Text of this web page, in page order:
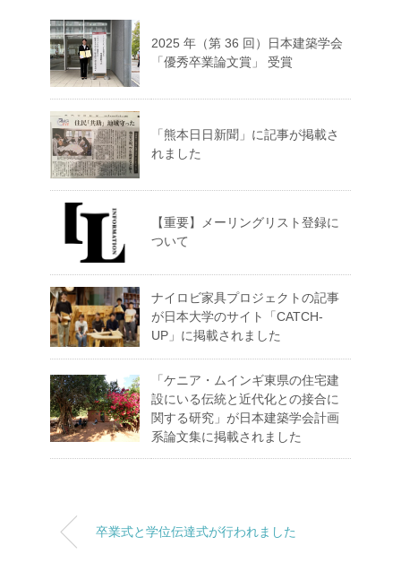
2025 年（第 36 回）日本建築学会
「優秀卒業論文賞」 受賞
「熊本日日新聞」に記事が掲載さ
れました
【重要】メーリングリスト登録に
ついて
ナイロビ家具プロジェクトの記事
が日本大学のサイト「CATCH-
UP」に掲載されました
「ケニア・ムインギ東県の住宅建
設にいる伝統と近代化との接合に
関する研究」が日本建築学会計画
系論文集に掲載されました
卒業式と学位伝達式が行われました